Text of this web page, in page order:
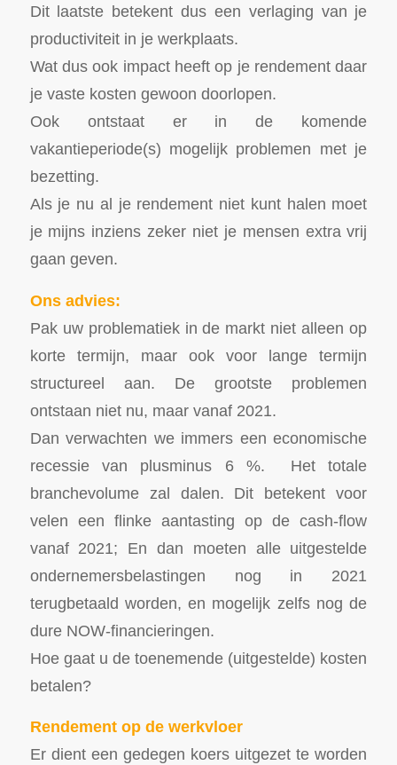
Dit laatste betekent dus een verlaging van je
productiviteit in je werkplaats.
Wat dus ook impact heeft op je rendement daar
je vaste kosten gewoon doorlopen.
Ook ontstaat er in de komende
vakantieperiode(s) mogelijk problemen met je
bezetting.
Als je nu al je rendement niet kunt halen moet
je mijns inziens zeker niet je mensen extra vrij
gaan geven.
Ons advies:
Pak uw problematiek in de markt niet alleen op
korte termijn, maar ook voor lange termijn
structureel aan. De grootste problemen
ontstaan niet nu, maar vanaf 2021.
Dan verwachten we immers een economische
recessie van plusminus 6 %. Het totale
branchevolume zal dalen. Dit betekent voor
velen een flinke aantasting op de cash-flow
vanaf 2021; En dan moeten alle uitgestelde
ondernemersbelastingen nog in 2021
terugbetaald worden, en mogelijk zelfs nog de
dure NOW-financieringen.
Hoe gaat u de toenemende (uitgestelde) kosten
betalen?
Rendement op de werkvloer
Er dient een gedegen koers uitgezet te worden